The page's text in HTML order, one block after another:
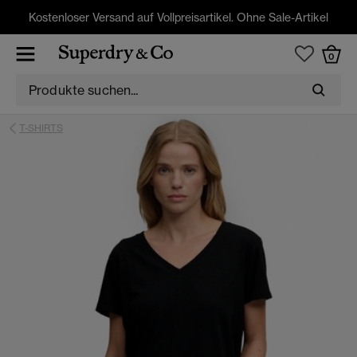
Kostenloser Versand auf Vollpreisartikel. Ohne Sale-Artikel
0
T-SHIRTS